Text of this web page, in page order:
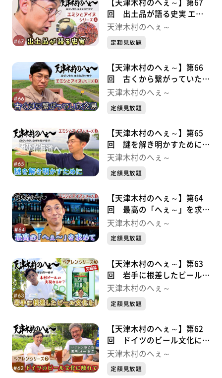
【天津木村のへぇ～】第67
回 出土品が語る史実 エミ
シとアイヌシリーズ➃
天津木村のへぇ～
定額見放題
【天津木村のへぇ～】第66
回 古くから繋がっていた交
易 エミシとアイヌシリーズ
天津木村のへぇ～
定額見放題
【天津木村のへぇ～】第65
回 謎を解き明かすために
エミシとアイヌシリーズ②
天津木村のへぇ～
定額見放題
【天津木村のへぇ～】第64
回 最高の「へぇ～」を求め
て エミシとアイヌシリーズ➀
天津木村のへぇ～
定額見放題
【天津木村のへぇ～】第63
回 岩手に根差したビール文
化を！ べアレンシリーズ③
天津木村のへぇ～
定額見放題
【天津木村のへぇ～】第62
回 ドイツのビール文化に触
れて べアレンシリーズ②
天津木村のへぇ～
定額見放題